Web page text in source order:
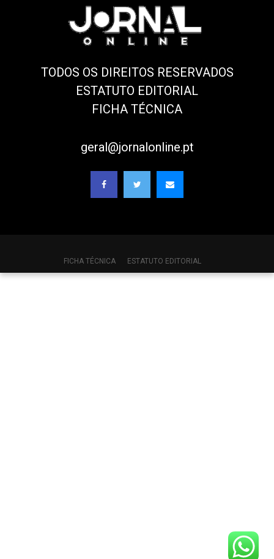
TODOS OS DIREITOS RESERVADOS
ESTATUTO EDITORIAL
FICHA TÉCNICA
geral@jornalonline.pt
FICHA TÉCNICA ESTATUTO EDITORIAL